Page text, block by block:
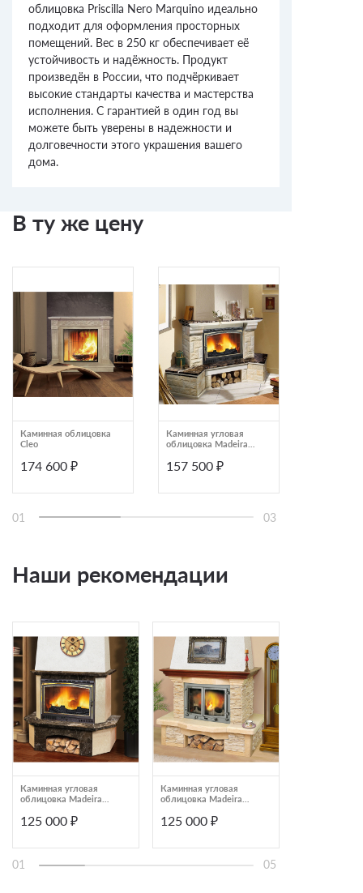
облицовка Priscilla Nero Marquino идеально
подходит для оформления просторных
помещений. Вес в 250 кг обеспечивает её
устойчивость и надёжность. Продукт
произведён в России, что подчёркивает
высокие стандарты качества и мастерства
исполнения. С гарантией в один год вы
можете быть уверены в надежности и
долговечности этого украшения вашего
дома.
В ту же цену
Каминная облицовка
Cleo
174 600 ₽
Каминная угловая
облицовка Madeira
мраморная балка
157 500 ₽
01 03
Наши рекомендации
Каминная угловая
облицовка Madeira
125 000 ₽
Каминная угловая
облицовка Madeira
деревянная балка
125 000 ₽
01 05